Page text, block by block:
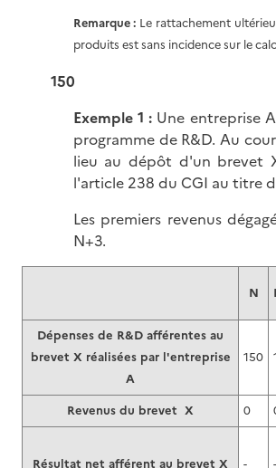
Remarque : Le rattachement
produits est sans incidence sur le
150
Exemple 1 : Une entreprise
programme de R&D. Au
lieu au dépôt d'un brevet
l'article 238 du CGI au titre
Les premiers revenus
N+3.
N
Dépenses de R&D afférentes au
brevet X réalisées par l'entreprise
A
150
Revenus du brevet X 0
Résultat net afférent au brevet X - -